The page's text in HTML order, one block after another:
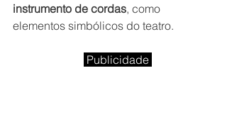
instrumento de cordas, como
elementos simbólicos do teatro.
Publicidade